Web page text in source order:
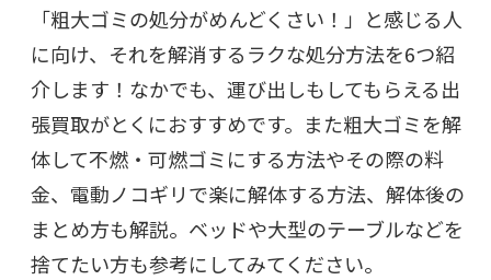
「粗大ゴミの処分がめんどくさい！」と感じる人
に向け、それを解消するラクな処分方法を6つ紹
介します！なかでも、運び出しもしてもらえる出
張買取がとくにおすすめです。また粗大ゴミを解
体して不燃・可燃ゴミにする方法やその際の料
金、電動ノコギリで楽に解体する方法、解体後の
まとめ方も解説。ベッドや大型のテーブルなどを
捨てたい方も参考にしてみてください。